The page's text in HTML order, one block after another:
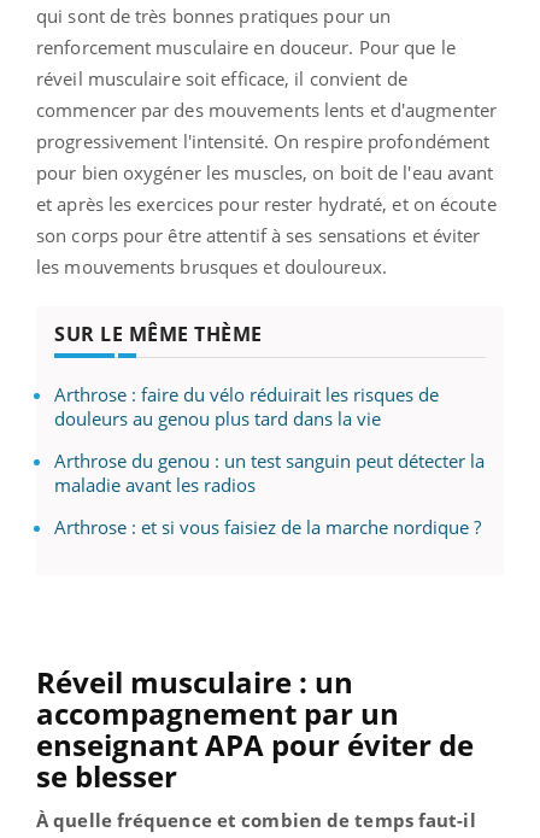
qui sont de très bonnes pratiques pour un
renforcement musculaire en douceur. Pour que le
réveil musculaire soit efficace, il convient de
commencer par des mouvements lents et d'augmenter
progressivement l'intensité. On respire profondément
pour bien oxygéner les muscles, on boit de l'eau avant
et après les exercices pour rester hydraté, et on écoute
son corps pour être attentif à ses sensations et éviter
les mouvements brusques et douloureux.
SUR LE MÊME THÈME
Arthrose : faire du vélo réduirait les risques de
douleurs au genou plus tard dans la vie
Arthrose du genou : un test sanguin peut détecter la
maladie avant les radios
Arthrose : et si vous faisiez de la marche nordique ?
Réveil musculaire : un
accompagnement par un
enseignant APA pour éviter de
se blesser
À quelle fréquence et combien de temps faut-il